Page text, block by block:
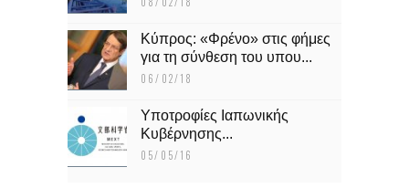
Κύπρος: «Φρένο» στις φήμες
για τη σύνθεση του υπου...
06/02/18
Υποτροφίες Ιαπωνικής
Κυβέρνησης...
05/05/16